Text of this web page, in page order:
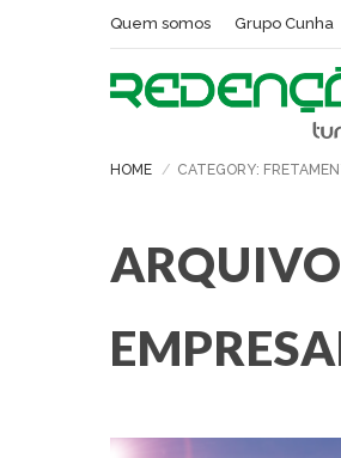
Quem somos Grupo Cunha
HOME CATEGORY: